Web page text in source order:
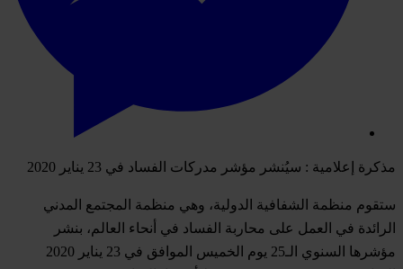
مذكرة إعلامية : سيُنشر مؤشر مدركات الفساد في 23 يناير 2020
ستقوم منظمة الشفافية الدولية، وهي منظمة المجتمع المدني
الرائدة في العمل على محاربة الفساد في أنحاء العالم، بنشر
مؤشرها السنوي الـ25 يوم الخميس الموافق في 23 يناير 2020